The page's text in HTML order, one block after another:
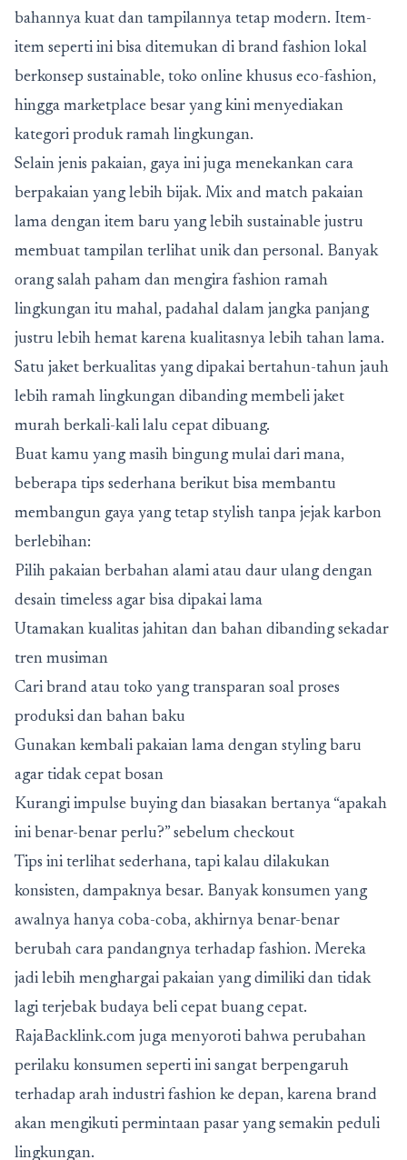
bahannya kuat dan tampilannya tetap modern. Item-
item seperti ini bisa ditemukan di brand fashion lokal
berkonsep sustainable, toko online khusus eco-fashion,
hingga marketplace besar yang kini menyediakan
kategori produk ramah lingkungan.
Selain jenis pakaian, gaya ini juga menekankan cara
berpakaian yang lebih bijak. Mix and match pakaian
lama dengan item baru yang lebih sustainable justru
membuat tampilan terlihat unik dan personal. Banyak
orang salah paham dan mengira fashion ramah
lingkungan itu mahal, padahal dalam jangka panjang
justru lebih hemat karena kualitasnya lebih tahan lama.
Satu jaket berkualitas yang dipakai bertahun-tahun jauh
lebih ramah lingkungan dibanding membeli jaket
murah berkali-kali lalu cepat dibuang.
Buat kamu yang masih bingung mulai dari mana,
beberapa tips sederhana berikut bisa membantu
membangun gaya yang tetap stylish tanpa jejak karbon
berlebihan:
Pilih pakaian berbahan alami atau daur ulang dengan
desain timeless agar bisa dipakai lama
Utamakan kualitas jahitan dan bahan dibanding sekadar
tren musiman
Cari brand atau toko yang transparan soal proses
produksi dan bahan baku
Gunakan kembali pakaian lama dengan styling baru
agar tidak cepat bosan
Kurangi impulse buying dan biasakan bertanya “apakah
ini benar-benar perlu?” sebelum checkout
Tips ini terlihat sederhana, tapi kalau dilakukan
konsisten, dampaknya besar. Banyak konsumen yang
awalnya hanya coba-coba, akhirnya benar-benar
berubah cara pandangnya terhadap fashion. Mereka
jadi lebih menghargai pakaian yang dimiliki dan tidak
lagi terjebak budaya beli cepat buang cepat.
RajaBacklink.com juga menyoroti bahwa perubahan
perilaku konsumen seperti ini sangat berpengaruh
terhadap arah industri fashion ke depan, karena brand
akan mengikuti permintaan pasar yang semakin peduli
lingkungan.